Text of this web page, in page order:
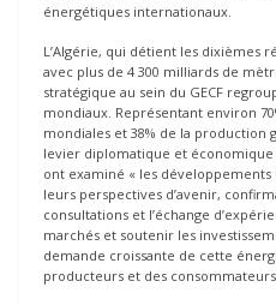
énergétiques internationaux.
L’Algérie, qui détient les dixièmes
avec plus de 4 300 milliards de
stratégique au sein du GECF
mondiaux. Représentant environ
mondiales et 38% de la production
levier diplomatique et
ont examiné « les
leurs perspectives d’avenir,
consultations et l’échange
marchés et soutenir les
demande croissante de cette
producteurs et des consommateurs